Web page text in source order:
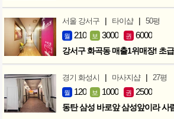
서울 강서구 | 타이샵 | 50평
월 210 보 3000 권 6000
강서구 화곡동 매출1위매장! 초
경기 화성시 | 마사지샵 | 27평
월 120 보 1000 권 2500
동탄 삼성 바로앞 삼성앞이라 사